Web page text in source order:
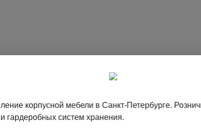
корпусной мебели в Санкт-Петербурге.
гардеробных систем хранения.